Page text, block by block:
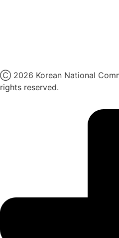
Ⓒ 2026 Korean National
rights reserved.